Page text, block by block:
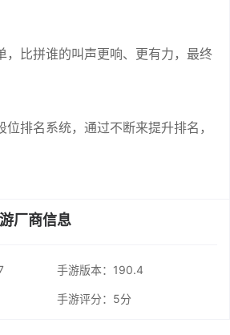
，比拼谁的叫声更响、更有力，最终
排名系统，通过不断来提升排名，
厂商信息
手游版本：190.4
手游评分： 5分